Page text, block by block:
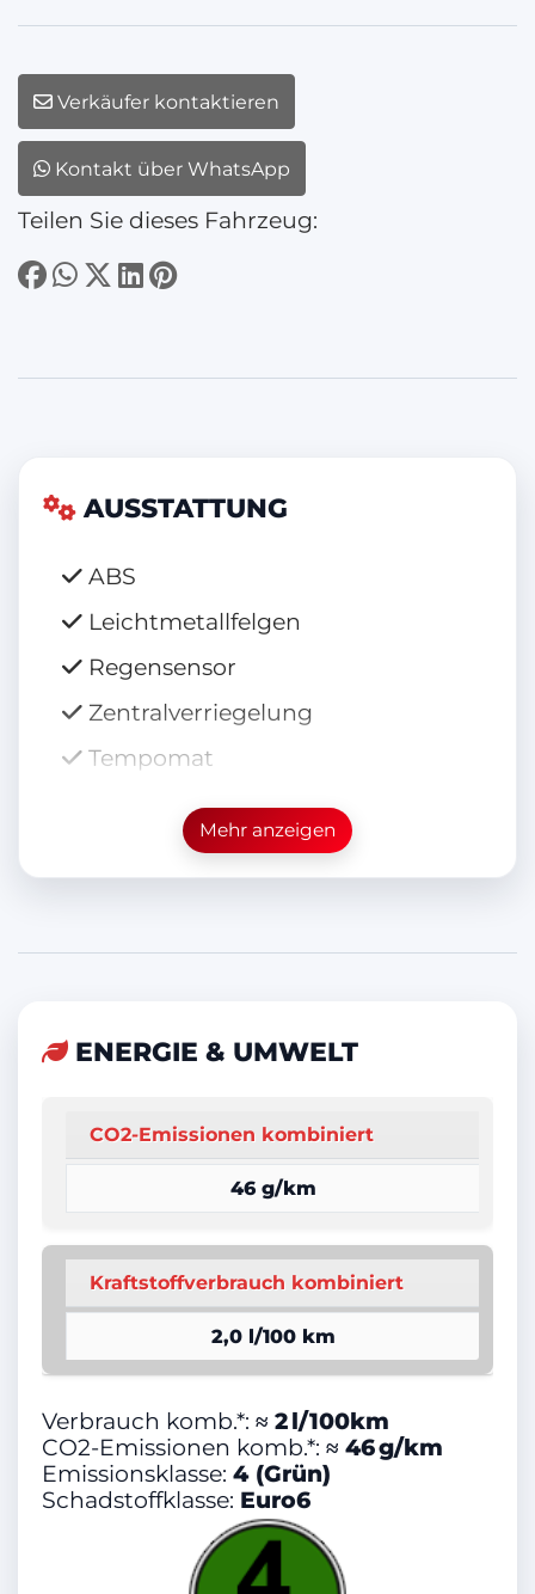
Verkäufer kontaktieren
Kontakt über WhatsApp
Teilen Sie dieses Fahrzeug:
AUSSTATTUNG
ABS
Leichtmetallfelgen
Regensensor
Zentralverriegelung
Tempomat
Elektr. Sitzeinstellung
Elektr. Heckklappe
Nichtraucher-Fahrzeug
Sportfahrwerk
Schiebedach
Traktionskontrolle
Ambiente-Beleuchtung
Bluetooth
2-Zonen-Klimaautomatik
Innenspiegel autom. abblendend
Mehr anzeigen
ENERGIE & UMWELT
CO2-Emissionen kombiniert
46 g/km
Kraftstoffverbrauch kombiniert
2,0 l/100 km
Verbrauch komb.*: ≈ 2 l/100km
CO2-Emissionen komb.*: ≈ 46 g/km
Emissionsklasse: 4 (Grün)
Schadstoffklasse: Euro6